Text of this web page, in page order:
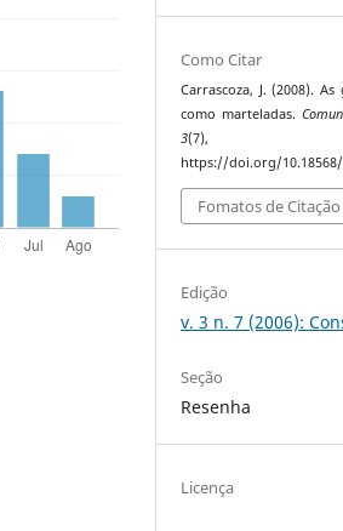
Como Citar
Carrascoza, J. (2008).
como marteladas.
3(7),
https://doi.org/10.18568/
Fomatos de Citação
Edição
v. 3 n. 7 (2006):
Seção
Resenha
Licença